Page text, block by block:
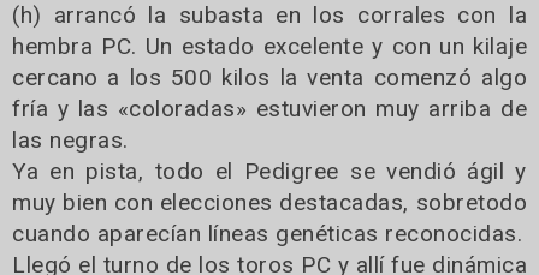
(h) arrancó la subasta en los corrales con la
hembra PC. Un estado excelente y con un kilaje
cercano a los 500 kilos la venta comenzó algo
fría y las «coloradas» estuvieron muy arriba de
las negras.
Ya en pista, todo el Pedigree se vendió ágil y
muy bien con elecciones destacadas, sobretodo
cuando aparecían líneas genéticas reconocidas.
Llegó el turno de los toros PC y allí fue dinámica